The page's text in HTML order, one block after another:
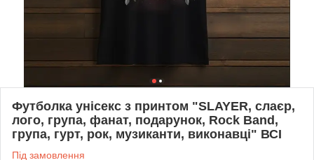
Футболка унісекс з принтом "SLAYER, слаєр,
лого, група, фанат, подарунок, Rock Band,
група, гурт, рок, музиканти, виконавці" ВСІ
Під замовлення